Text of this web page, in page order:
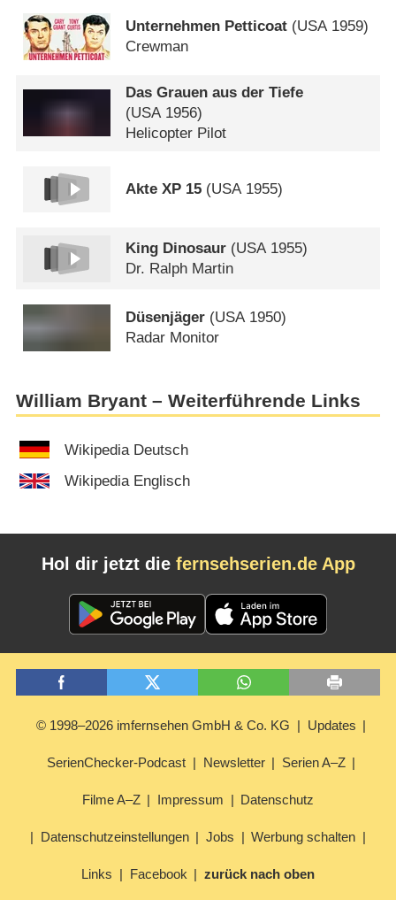
Unternehmen Petticoat (USA1959)
Crewman
Das Grauen aus der Tiefe
(USA1956)
Helicopter Pilot
Akte XP 15 (USA1955)
King Dinosaur (USA1955)
Dr. Ralph Martin
Düsenjäger (USA1950)
Radar Monitor
William Bryant – Weiterführende Links
Wikipedia Deutsch
Wikipedia Englisch
Hol dir jetzt die fernsehserien.de App
© 1998–2026 imfernsehen GmbH & Co. KG Updates
SerienChecker-Podcast Newsletter Serien A–Z
Filme A–Z Impressum Datenschutz
Datenschutzeinstellungen Jobs Werbung schalten
Links Facebook zurück nach oben